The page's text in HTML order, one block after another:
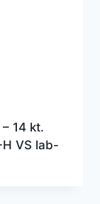
14 kt.
VS lab-